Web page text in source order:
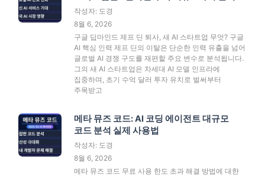
작성자: 도경
8월 6, 2026
구글 딥마인드 제프 딘 퇴사, 새 AI 스타트업 무엇? 구글
AI 핵심 인력 제프 딘의 이탈은 단순한 인력 유출을 넘어
글로벌 AI 경쟁 구도를 재편할 주요 변수로 분석됩니다.
그의 새 AI 스타트업은 차세대 AI 모델 인프라에
집중하며, 초기 수억 달러 투자 유치로 벌써부터
주목받고
메타 뮤즈 코드: AI 코딩 에이전트 대규모
코드 분석 실제 사용법
작성자: 도경
8월 6, 2026
메타 뮤즈 코드 무료 사용 한도 초과 해결 방법에 대한